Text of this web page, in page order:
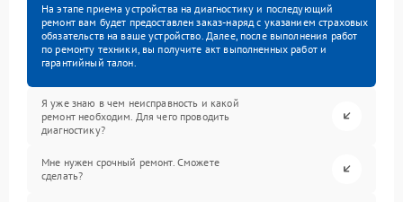
На этапе приема устройства на диагностику и последующий
ремонт вам будет предоставлен заказ-наряд с указанием страховых
обязательств на ваше устройство. Далее, после выполнения работ
по ремонту техники, вы получите акт выполненных работ и
гарантийный талон.
Я уже знаю в чем неисправность и какой
ремонт необходим. Для чего проводить
диагностику?
Мне нужен срочный ремонт. Сможете
сделать?